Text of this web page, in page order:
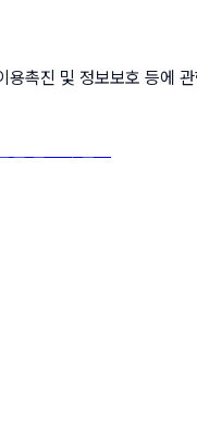
촉진 및 정보보호 등에